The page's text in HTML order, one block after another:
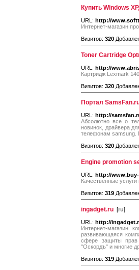
Купить Windows
URL: http://
Интернет-магазин
Визитов: 320
Toner Cartridge
URL: http://
Картридж Lexmark
Визитов: 320
Портал
URL: http://
Абсолютно все о
новинок, драйвера
телефонам samsung.
Визитов: 320
Engine promotion
URL: http://
Качественные
Визитов: 319
ingadget.ru [ru]
URL: http://
Интернет-магазин
развивающаяся
сфере защиты прав
"Оскордъ" и многие
Визитов: 319